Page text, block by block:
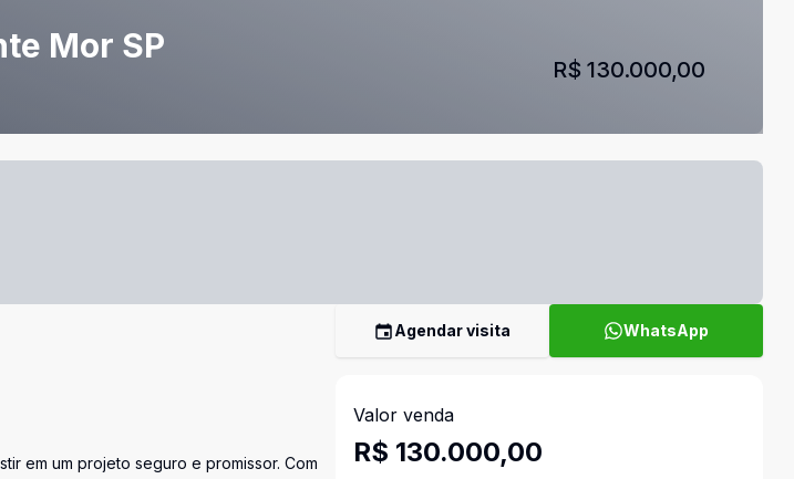
Mor SP
R$ 130.000,00
em um projeto seguro e promissor. Com
Agendar visita WhatsApp
Valor venda
R$ 130.000,00